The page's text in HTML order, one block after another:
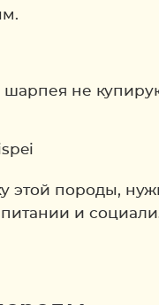
не
этой породы,
и